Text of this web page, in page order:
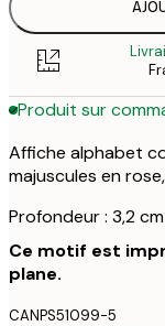
Produit sur
Affiche alphabet
majuscules en
Profondeur : 3,2 cm
Ce motif est
plane.
CANPS51099-5